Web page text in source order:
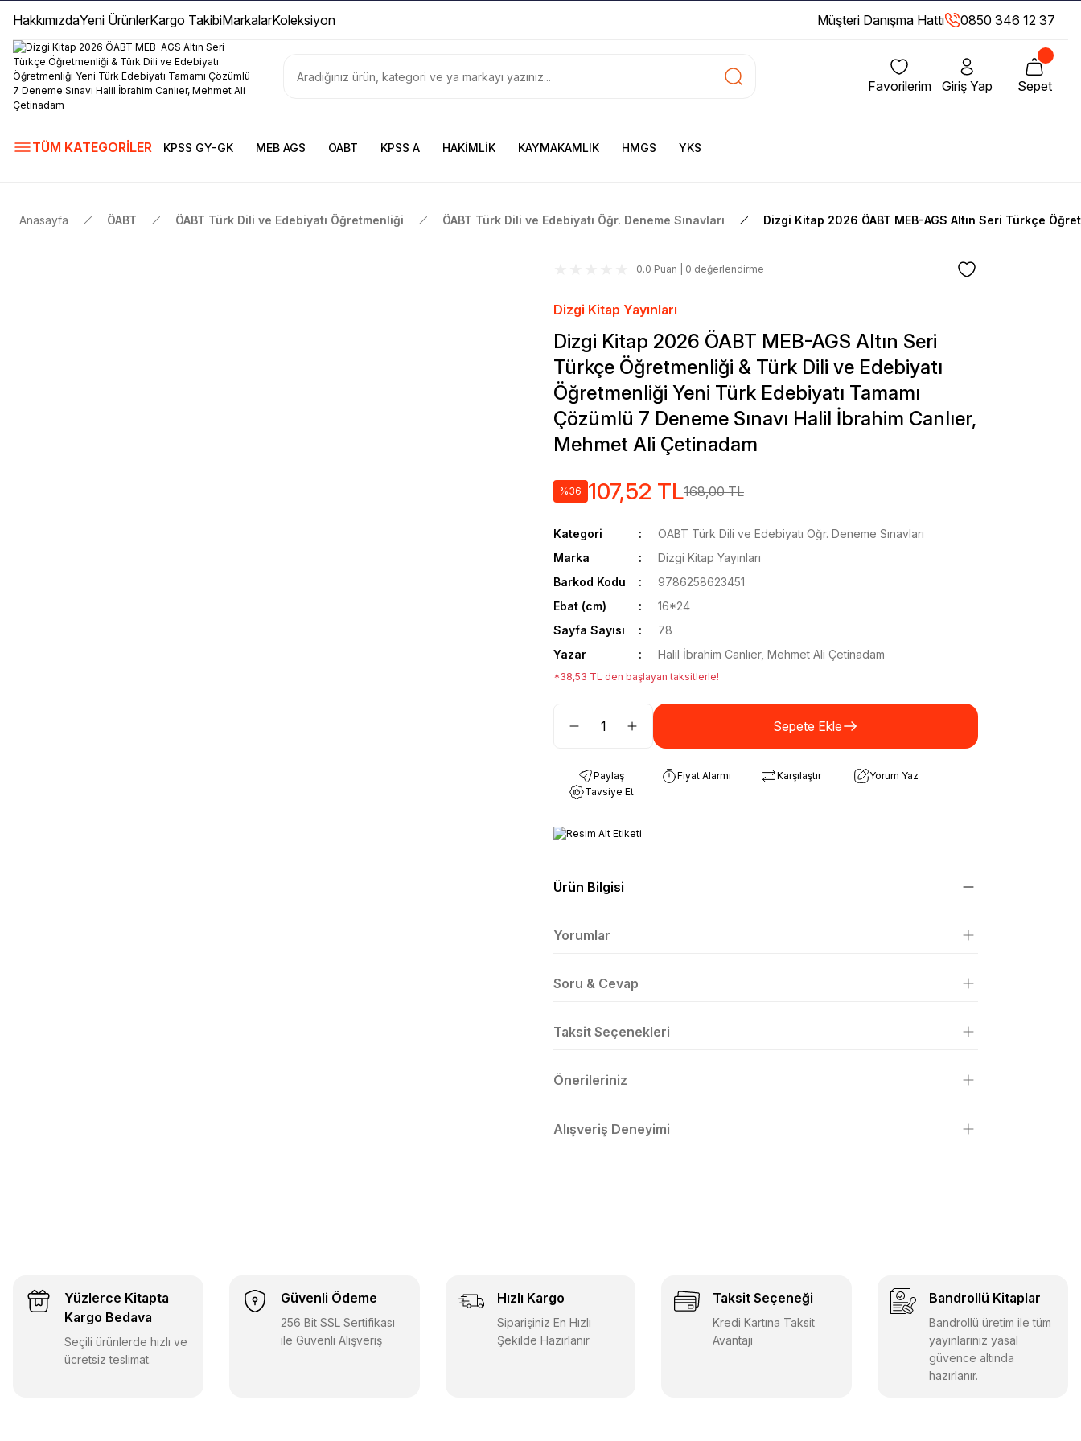
HakkımızdaYeni ÜrünlerKargo TakibiMarkalarKoleksiyon Müşteri Danışma Hattı 0850 346 12 37
Favorilerim Giriş Yap Sepet
TÜM KATEGORİLER KPSS GY-GK MEB AGS ÖABT KPSS A HAKİMLİK KAYMAKAMLIK HMGS YKS
Anasayfa ÖABT ÖABT Türk Dili ve Edebiyatı Öğretmenliği ÖABT Türk Dili ve Edebiyatı Öğr. Deneme Sınavları Dizgi Kitap 2026 ÖABT MEB-AGS Altın Seri Türkçe
0.0 Puan | 0 değerlendirme
Dizgi Kitap Yayınları
Dizgi Kitap 2026 ÖABT MEB-AGS Altın Seri
Türkçe Öğretmenliği & Türk Dili ve Edebiyatı
Öğretmenliği Yeni Türk Edebiyatı Tamamı
Çözümlü 7 Deneme Sınavı Halil İbrahim Canlıer,
Mehmet Ali Çetinadam
%36 107,52 TL168,00 TL
Kategori
ÖABT Türk Dili ve Edebiyatı Öğr. Deneme Sınavları
Marka
Dizgi Kitap Yayınları
Barkod Kodu
9786258623451
Ebat (cm)
16*24
Sayfa Sayısı
78
Yazar
Halil İbrahim Canlıer, Mehmet Ali Çetinadam
*38,53 TL den başlayan taksitlerle!
Sepete Ekle
Paylaş Fiyat Alarmı Karşılaştır
Yorum Yaz
Tavsiye Et
Ürün Bilgisi
Yorumlar
Soru & Cevap
Taksit Seçenekleri
Önerileriniz
Alışveriş Deneyimi
Yüzlerce Kitapta
Kargo Bedava
Seçili ürünlerde hızlı ve
ücretsiz teslimat.
Güvenli Ödeme
256 Bit SSL Sertifikası
ile Güvenli Alışveriş
Hızlı Kargo
Siparişiniz En Hızlı
Şekilde Hazırlanır
Taksit Seçeneği
Kredi Kartına Taksit
Avantajı
Bandrollü Kitaplar
Bandrollü üretim ile tüm
yayınlarınız yasal
güvence altında
hazırlanır.